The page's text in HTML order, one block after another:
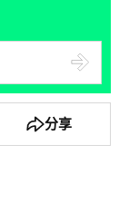
分享